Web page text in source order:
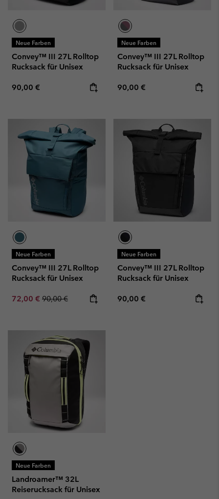
Neue Farben
Convey™ III 27L Rolltop
Rucksack für Unisex
Regular price:
90,00 €
Neue Farben
Convey™ III 27L Rolltop
Rucksack für Unisex
Regular price:
90,00 €
Neue Farben
Convey™ III 27L Rolltop
Rucksack für Unisex
Sale price:
72,00 € Regular price:
90,00 €
Neue Farben
Convey™ III 27L Rolltop
Rucksack für Unisex
Regular price:
90,00 €
Neue Farben
Landroamer™ 32L
Reiserucksack für Unisex